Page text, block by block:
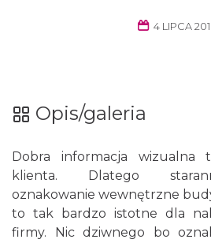
4 LIPCA
Opis/galeria
Dobra informacja
klienta. Dlatego
oznakowanie wewnętrzne
to tak bardzo istotne dla
firmy. Nic dziwnego bo